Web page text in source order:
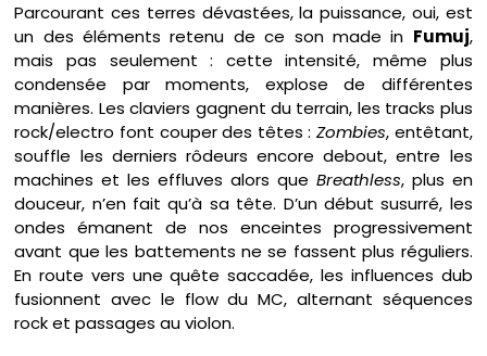
Parcourant ces terres dévastées, la puissance, oui, est
un des éléments retenu de ce son made in Fumuj,
mais pas seulement : cette intensité, même plus
condensée par moments, explose de différentes
manières. Les claviers gagnent du terrain, les tracks plus
rock/electro font couper des têtes : Zombies, entêtant,
souffle les derniers rôdeurs encore debout, entre les
machines et les effluves alors que Breathless, plus en
douceur, n’en fait qu’à sa tête. D’un début susurré, les
ondes émanent de nos enceintes progressivement
avant que les battements ne se fassent plus réguliers.
En route vers une quête saccadée, les influences dub
fusionnent avec le flow du MC, alternant séquences
rock et passages au violon.